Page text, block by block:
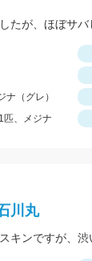
ナ（グレ）
匹、メジナ
川丸